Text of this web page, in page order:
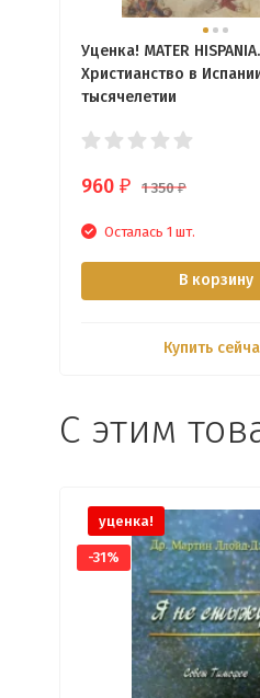
Уценка! MATER HISPANIA.
Христианство в
тысячелетии
960 ₽ 1 350₽
Осталась 1 шт.
В корзину
Купить
С этим
уценка!
-31%